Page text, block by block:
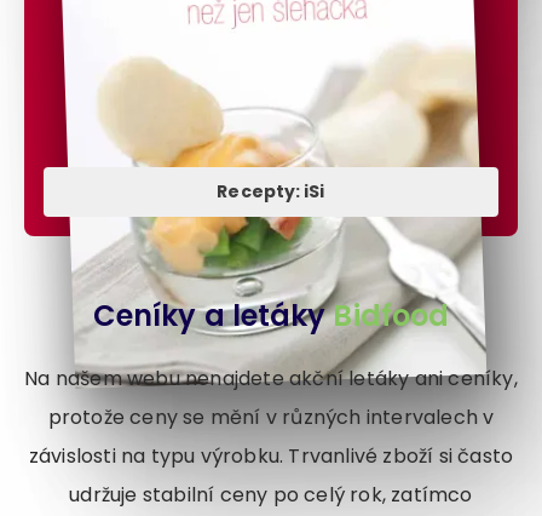
Recepty: iSi
Ceníky a letákyBidfood
Na našem webu nenajdete akční letáky ani ceníky,
protože ceny se mění v různých intervalech v
závislosti na typu výrobku. Trvanlivé zboží si často
udržuje stabilní ceny po celý rok, zatímco